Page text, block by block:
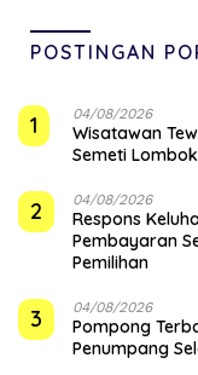
POSTINGAN
1 04/08/2026
Wisatawan
Semeti
2 04/08/2026
‎Respons
Pembayaran
Pemilihan
3 04/08/2026
Pompong
Penumpang